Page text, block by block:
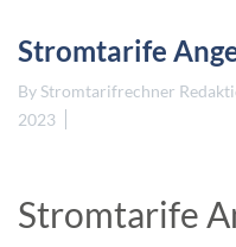
Stromtarife
By Stromtarifrechner
2023
Stromtarife